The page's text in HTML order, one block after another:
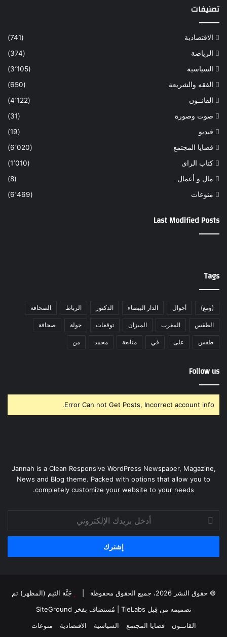
تصنيفات
الاقتصادية
(741)
الرياضة
(374)
السياسية
(3٬105)
الفقه والشريعة
(650)
القانــون
(4٬122)
صوت وصورة
(31)
فيديو
(19)
قضايا المجتمع
(6٬020)
كتاب الراى
(1٬010)
مال و أعمال
(8)
منوعات
(6٬469)
Last Modified Posts
Tags
(ومع) أحوال الدار البيضاء الدكتور الرباط الصحافة
الطقس المغرب الميزان توقعات جولة صحافة
طقس على في متابعة محمد من
Follow us
Error Can not Get Posts, Incorrect account info.
Jannah is a Clean Responsive WordPress Newspaper, Magazine,
News and Blog theme. Packed with options that allow you to
completely customize your website to your needs.
بريدك
الإلكتروني
© حقوق النشر 2026، جميع الحقوق محفوظة |
جَنَّة الثيم (المظهر) تم
تصميمه من قِبل TieLabs
| مُستضاف بفخر SiteGround
القانــون
قضايا المجتمع السياسية الاقتصادية منوعات